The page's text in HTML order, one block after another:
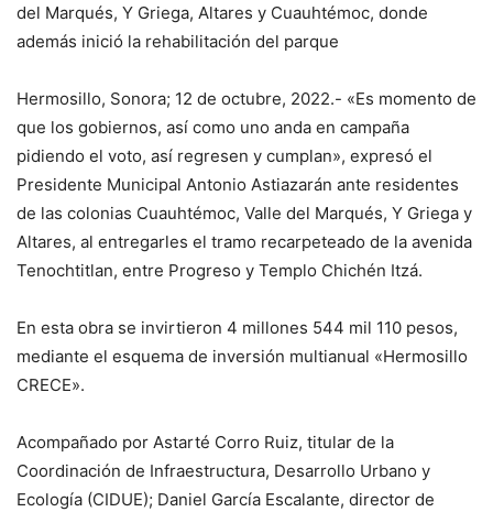
del Marqués, Y Griega, Altares y Cuauhtémoc, donde
además inició la rehabilitación del parque
Hermosillo, Sonora; 12 de octubre, 2022.- «Es momento de
que los gobiernos, así como uno anda en campaña
pidiendo el voto, así regresen y cumplan», expresó el
Presidente Municipal Antonio Astiazarán ante residentes
de las colonias Cuauhtémoc, Valle del Marqués, Y Griega y
Altares, al entregarles el tramo recarpeteado de la avenida
Tenochtitlan, entre Progreso y Templo Chichén Itzá.
En esta obra se invirtieron 4 millones 544 mil 110 pesos,
mediante el esquema de inversión multianual «Hermosillo
CRECE».
Acompañado por Astarté Corro Ruiz, titular de la
Coordinación de Infraestructura, Desarrollo Urbano y
Ecología (CIDUE); Daniel García Escalante, director de